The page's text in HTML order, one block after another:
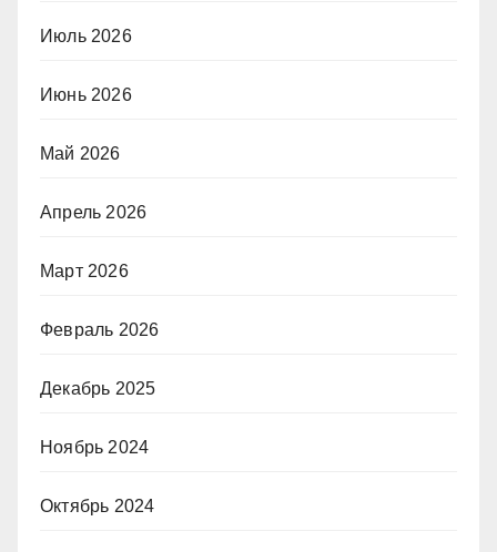
Июль 2026
Июнь 2026
Май 2026
Апрель 2026
Март 2026
Февраль 2026
Декабрь 2025
Ноябрь 2024
Октябрь 2024